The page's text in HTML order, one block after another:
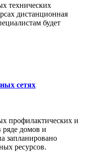
технических
дистанционная
будет
сетях
профилактических и
ряде домов и
запланировано
ресурсов.